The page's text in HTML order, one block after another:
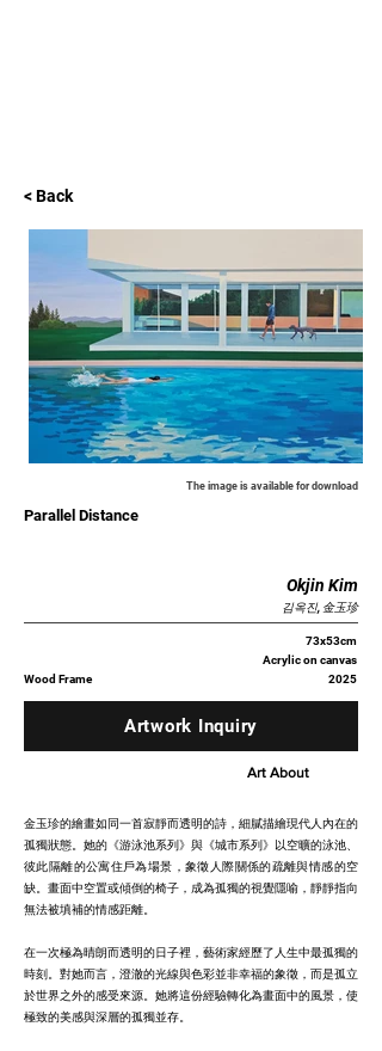
< Back
The image is available for download
Parallel Distance
Okjin Kim
김옥진, 金玉珍
73x53cm
Acrylic on canvas
2025
Wood Frame
Artwork Inquiry
Art About
金玉珍的繪畫如同一首寂靜而透明的詩，細膩描繪現代人內在的
孤獨狀態。她的《游泳池系列》與《城市系列》以空曠的泳池、
彼此隔離的公寓住戶為場景，象徵人際關係的疏離與情感的空
缺。畫面中空置或傾倒的椅子，成為孤獨的視覺隱喻，靜靜指向
無法被填補的情感距離。
在一次極為晴朗而透明的日子裡，藝術家經歷了人生中最孤獨的
時刻。對她而言，澄澈的光線與色彩並非幸福的象徵，而是孤立
於世界之外的感受來源。她將這份經驗轉化為畫面中的風景，使
極致的美感與深層的孤獨並存。